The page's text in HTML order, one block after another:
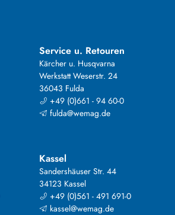
Service u. Retouren
Kärcher u. Husqvarna
Werkstatt Weserstr. 24
36043 Fulda
+49 (0)661 - 94 60-0
fulda@wemag.de
Kassel
Sandershäuser Str. 44
34123 Kassel
+49 (0)561 - 491 691-0
kassel@wemag.de